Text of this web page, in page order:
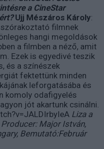
a CineStar
Ujj Mészáros Károly:
filmnek
hangi megoldások
a filmben a néző, amit
Ezek is egyedivé teszik
és a színészek
fektettünk minden
leforgatásába és
komoly odafigyelés
jót akartunk csinálni.
Liza a
Major István,
Bemutató:Február